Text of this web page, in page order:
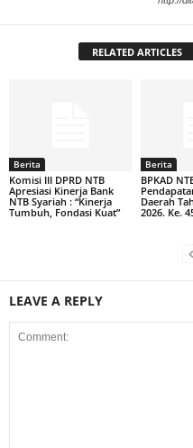
RELATED ARTICLES
Berita
Komisi III DPRD NTB
Apresiasi Kinerja Bank
NTB Syariah : “Kinerja
Tumbuh, Fondasi Kuat”
Berita
BPKAD
Daerah
2026. Ke.
LEAVE A REPLY